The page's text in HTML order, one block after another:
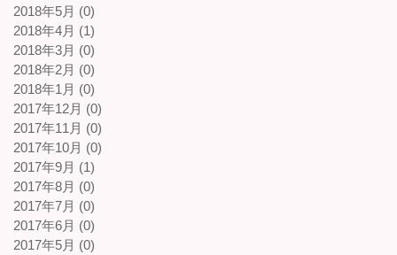
2018年5月 (0)
2018年4月 (1)
2018年3月 (0)
2018年2月 (0)
2018年1月 (0)
2017年12月 (0)
2017年11月 (0)
2017年10月 (0)
2017年9月 (1)
2017年8月 (0)
2017年7月 (0)
2017年6月 (0)
2017年5月 (0)